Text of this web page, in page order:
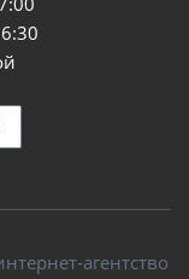
агентство